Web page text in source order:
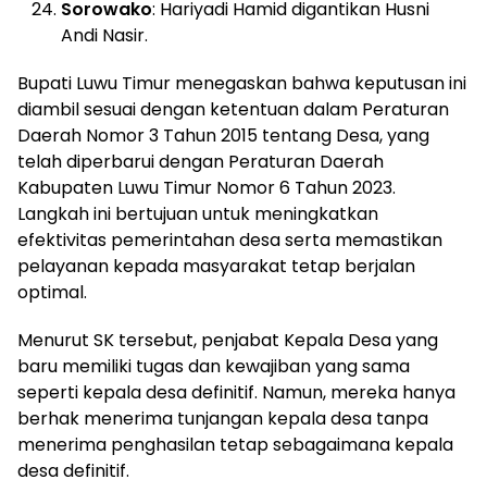
Sorowako: Hariyadi Hamid digantikan Husni
Andi Nasir.
Bupati Luwu Timur menegaskan bahwa keputusan ini
diambil sesuai dengan ketentuan dalam Peraturan
Daerah Nomor 3 Tahun 2015 tentang Desa, yang
telah diperbarui dengan Peraturan Daerah
Kabupaten Luwu Timur Nomor 6 Tahun 2023.
Langkah ini bertujuan untuk meningkatkan
efektivitas pemerintahan desa serta memastikan
pelayanan kepada masyarakat tetap berjalan
optimal.
Menurut SK tersebut, penjabat Kepala Desa yang
baru memiliki tugas dan kewajiban yang sama
seperti kepala desa definitif. Namun, mereka hanya
berhak menerima tunjangan kepala desa tanpa
menerima penghasilan tetap sebagaimana kepala
desa definitif.